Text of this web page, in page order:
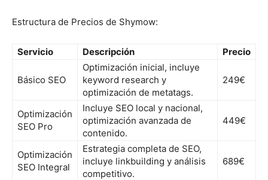
Estructura de Precios de Shymow:
Servicio Descripción Precio
Básico SEO
Optimización inicial, incluye
keyword research y
optimización de metatags.
249€
Optimización
SEO Pro
Incluye SEO local y nacional,
optimización avanzada de
contenido.
449€
Optimización
SEO Integral
Estrategia completa de SEO,
incluye linkbuilding y análisis
competitivo.
689€